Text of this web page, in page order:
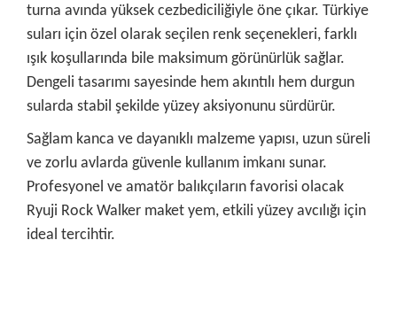
turna avında yüksek cezbediciliğiyle öne çıkar. Türkiye
suları için özel olarak seçilen renk seçenekleri, farklı
ışık koşullarında bile maksimum görünürlük sağlar.
Dengeli tasarımı sayesinde hem akıntılı hem durgun
sularda stabil şekilde yüzey aksiyonunu sürdürür.
Sağlam kanca ve dayanıklı malzeme yapısı, uzun süreli
ve zorlu avlarda güvenle kullanım imkanı sunar.
Profesyonel ve amatör balıkçıların favorisi olacak
Ryuji Rock Walker maket yem, etkili yüzey avcılığı için
ideal tercihtir.